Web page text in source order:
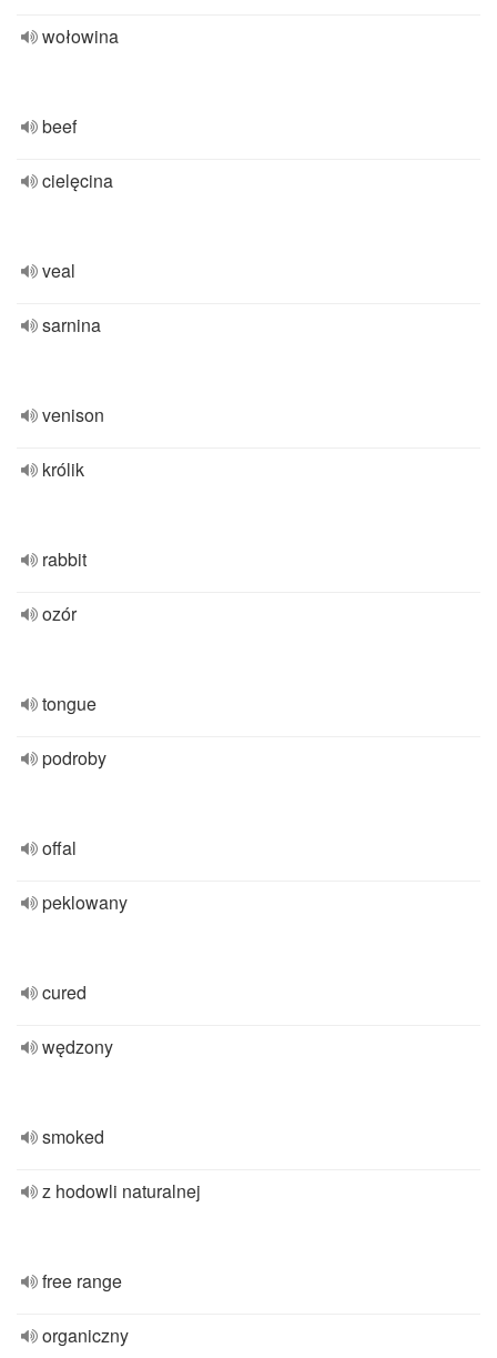
wołowina
beef
cielęcina
veal
sarnina
venison
królik
rabbit
ozór
tongue
podroby
offal
peklowany
cured
wędzony
smoked
z hodowli naturalnej
free range
organiczny